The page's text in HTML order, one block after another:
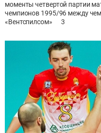
моменты четвертой партии
чемпионов 1995/96 между
«Вентспилсом»
3